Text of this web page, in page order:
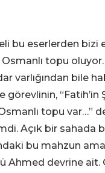
bu eserlerden bizi
topu
varlığından bile
“Fatih’in
topu var…”
Açık bir sahada
bu mahzun
Ahmed devrine ait.